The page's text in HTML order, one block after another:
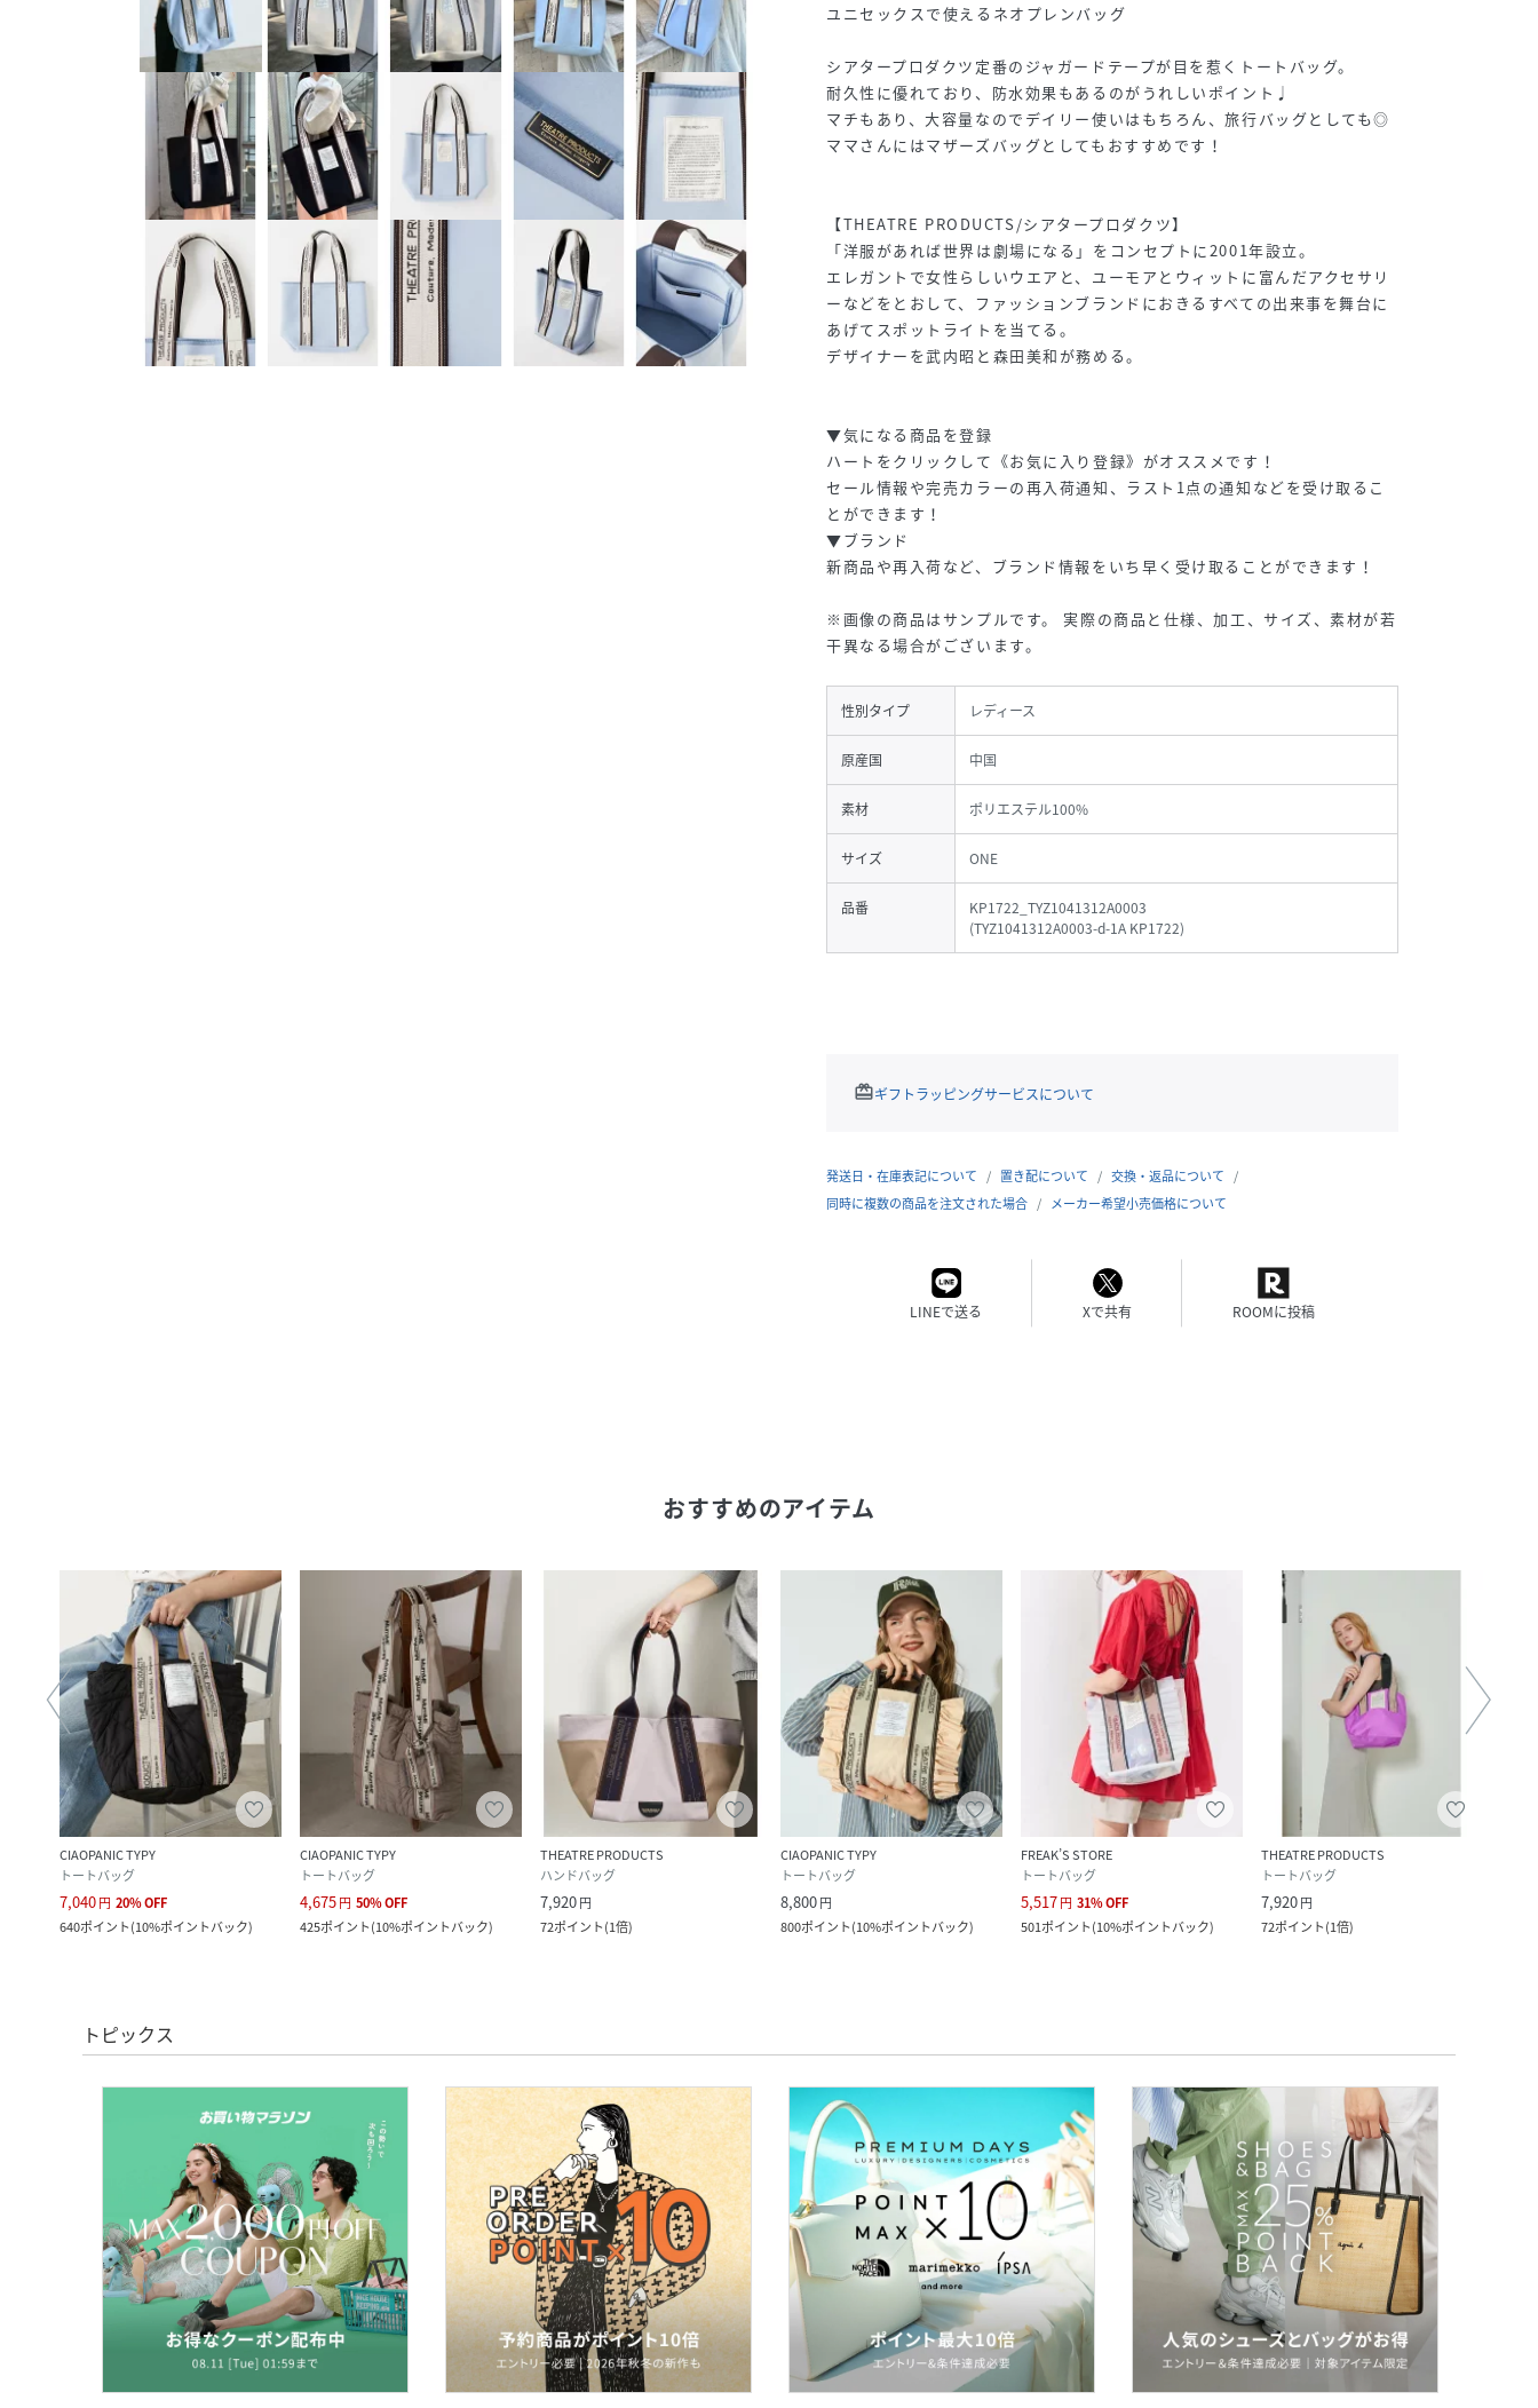
ユニセックスで使えるネオプレンバッグ
シアタープロダクツ定番のジャガードテープが目を惹くトートバッグ。
耐久性に優れており、防水効果もあるのがうれしいポイント♩
マチもあり、大容量なのでデイリー使いはもちろん、旅行バッグとしても◎
ママさんにはマザーズバッグとしてもおすすめです！
【THEATRE PRODUCTS/シアタープロダクツ】
「洋服があれば世界は劇場になる」をコンセプトに2001年設立。
エレガントで女性らしいウエアと、ユーモアとウィットに富んだアクセサリ
ーなどをとおして、ファッションブランドにおきるすべての出来事を舞台に
あげてスポットライトを当てる。
デザイナーを武内昭と森田美和が務める。
▼気になる商品を登録
ハートをクリックして《お気に入り登録》がオススメです！
セール情報や完売カラーの再入荷通知、ラスト1点の通知などを受け取るこ
とができます！
▼ブランド
新商品や再入荷など、ブランド情報をいち早く受け取ることができます！
※画像の商品はサンプルです。 実際の商品と仕様、加工、サイズ、素材が若
干異なる場合がございます。
性別タイプ レディース
原産国 中国
素材 ポリエステル100%
サイズ ONE
品番
KP1722_TYZ1041312A0003
(TYZ1041312A0003-d-1A KP1722)
redeemギフトラッピングサービスについて
発送日・在庫表記について 置き配について
交換・返品について
同時に複数の商品を注文された場合
メーカー希望小売価格について
LINEで送る Xで共有 ROOMに投稿
おすすめのアイテム
CIAOPANIC TYPY
トートバッグ
7,040円 20%OFF
640ポイント(10%ポイントバック)
CIAOPANIC TYPY
トートバッグ
4,675円 50%OFF
425ポイント(10%ポイントバック)
THEATRE PRODUCTS
ハンドバッグ
7,920円
72ポイント(1倍)
CIAOPANIC TYPY
トートバッグ
8,800円
800ポイント(10%ポイントバック)
FREAK’S STORE
トートバッグ
5,517円 31%OFF
501ポイント(10%ポイントバック)
THEATRE PRODUCTS
トートバッグ
7,920円
72ポイント(1倍)
トピックス